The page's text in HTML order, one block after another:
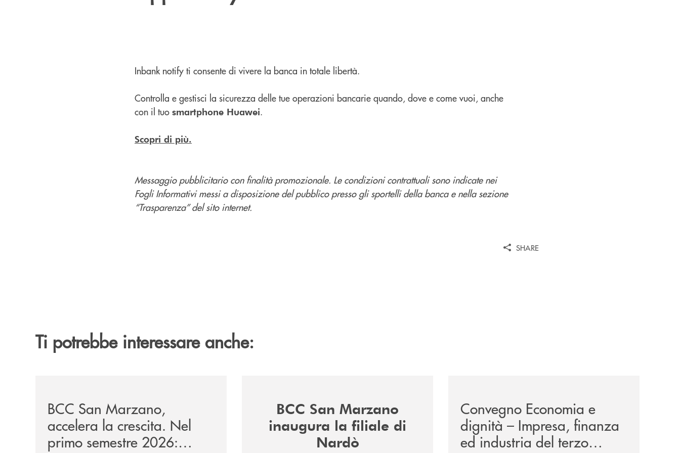
Inbank notify ti consente di vivere la banca in totale libertà.
Controlla e gestisci la sicurezza delle tue operazioni bancarie quando, dove e come vuoi, anche
con il tuo smartphone Huawei.
Scopri di più.
Messaggio pubblicitario con finalità promozionale. Le condizioni contrattuali sono indicate nei
Fogli Informativi messi a disposizione del pubblico presso gli sportelli della banca e nella sezione
“Trasparenza” del sito internet.
SHARE
Ti potrebbe interessare anche:
BCC San Marzano,
accelera la crescita. Nel
primo semestre 2026:
BCC San Marzano
inaugura la filiale di
Nardò
Convegno Economia e
dignità – Impresa, finanza
ed industria del terzo